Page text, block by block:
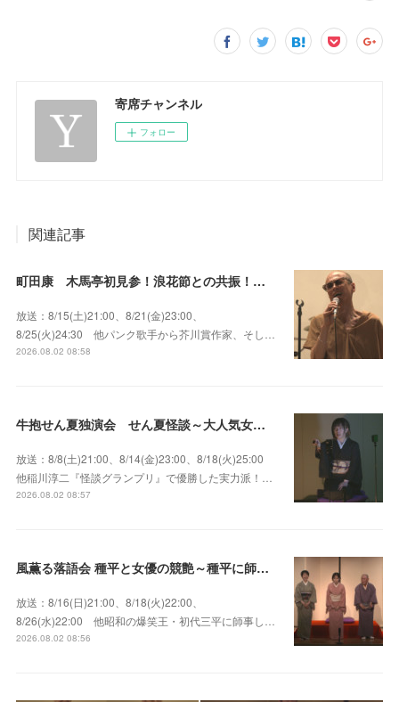
寄席チャンネル
フォロー
関連記事
町田康 木馬亭初見参！浪花節との共振！～マチダ地蔵尊 他
放送：8/15(土)21:00、8/21(金)23:00、
8/25(火)24:30 他パンク歌手から芥川賞作家、そし…
2026.08.02 08:58
牛抱せん夏独演会 せん夏怪談～大人気女性怪談師とっておきの背筋も凍る…
放送：8/8(土)21:00、8/14(金)23:00、8/18(火)25:00
他稲川淳二『怪談グランプリ』で優勝した実力派！…
2026.08.02 08:57
風薫る落語会 種平と女優の競艶～種平に師事した女優たちが百花繚乱に咲き誇る大人気落語会
放送：8/16(日)21:00、8/18(火)22:00、
8/26(水)22:00 他昭和の爆笑王・初代三平に師事し…
2026.08.02 08:56